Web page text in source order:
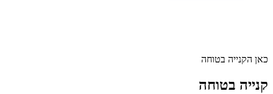
כאן הקנייה בטוחה
קנייה בטוחה